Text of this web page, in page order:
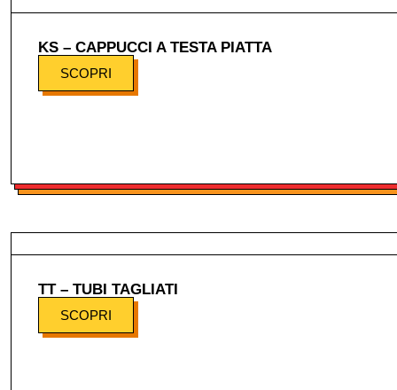
KS – CAPPUCCI A TESTA PIATTA
SCOPRI
TT – TUBI TAGLIATI
SCOPRI